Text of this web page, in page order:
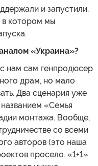
и запустили.
в котором мы
«Украина»?
нам сам генпродюсер
драм, но мало
Два сценария уже
«Семья
монтажа. Вообще,
со всеми
авторов (это наша
просело. «1+1»